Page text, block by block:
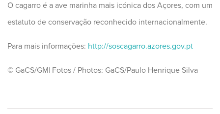
O cagarro é a ave marinha mais icónica dos Açores, com um
estatuto de conservação reconhecido internacionalmente.
Para mais informações: http://soscagarro.azores.gov.pt
© GaCS/GM| Fotos / Photos: GaCS/Paulo Henrique Silva